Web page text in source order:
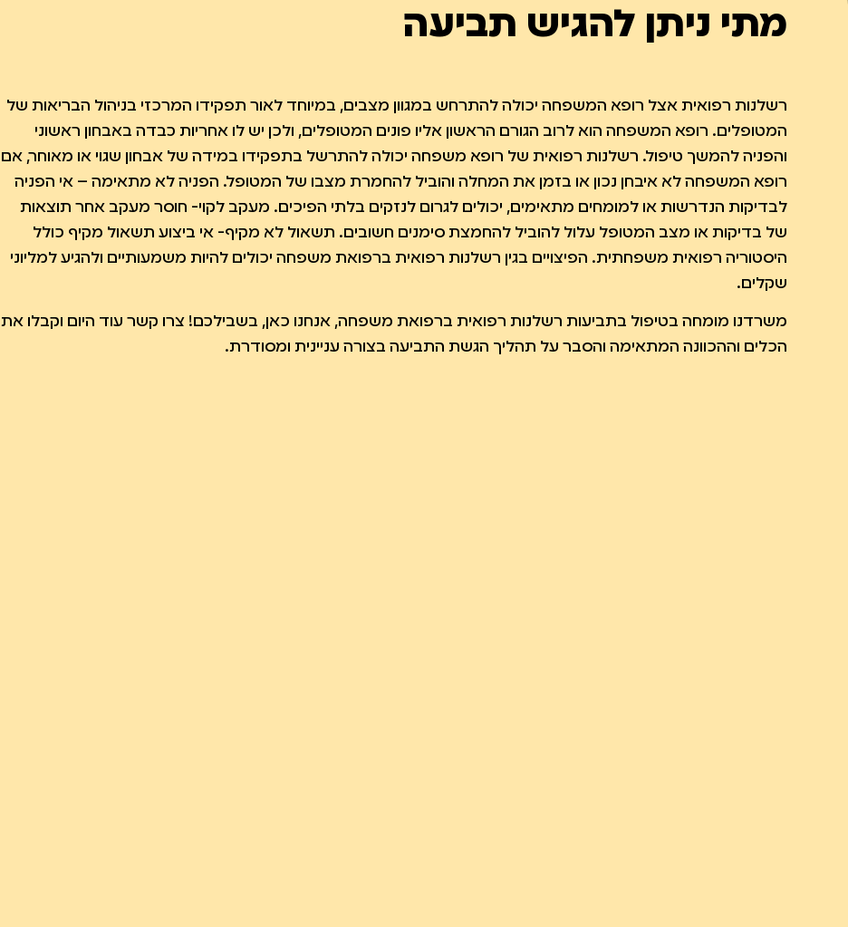
רשלנות רפואית אצל רופא המשפחה של איחור באבחון, של בעיות רפואיות שלא אובחנו במועד,
הניתוחים קלים יותר, והסיכויים להחלים ולחזור לחיים תקינים גבוהים הרבה יותר.
מתי ניתן להגיש תביעה
רשלנות רפואית אצל רופא המשפחה יכולה להתרחש במגוון מצבים, במיוחד לאור תפקידו המרכזי בניהול הבריאות של
המטופלים. רופא המשפחה הוא לרוב הגורם הראשון אליו פונים המטופלים, ולכן יש לו אחריות כבדה באבחון ראשוני
והפניה להמשך טיפול. רשלנות רפואית של רופא משפחה יכולה להתרשל בתפקידו במידה של אבחון שגוי או מאוחר, אם
רופא המשפחה לא איבחן נכון או בזמן את המחלה והוביל להחמרת מצבו של המטופל. הפניה לא מתאימה – אי הפניה
לבדיקות הנדרשות או למומחים מתאימים, יכולים לגרום לנזקים בלתי הפיכים. מעקב לקוי- חוסר מעקב אחר תוצאות
של בדיקות או מצב המטופל עלול להוביל להחמצת סימנים חשובים. תשאול לא מקיף- אי ביצוע תשאול מקיף כולל
היסטוריה רפואית משפחתית. הפיצויים בגין רשלנות רפואית ברפואת משפחה יכולים להיות משמעותיים ולהגיע למליוני
שקלים.
משרדנו מומחה בטיפול בתביעות רשלנות רפואית ברפואת משפחה, אנחנו כאן, בשבילכם! צרו קשר עוד היום וקבלו את
הכלים וההכוונה המתאימה והסבר על תהליך הגשת התביעה בצורה עניינית ומסודרת.